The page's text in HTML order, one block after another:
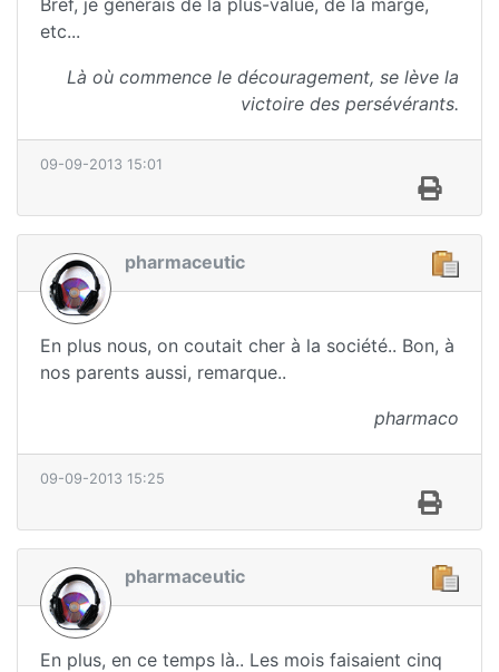
etc...
Là où commence le découragement, se lève la
victoire des persévérants.
09-09-2013 15:01
pharmaceutic
En plus nous, on coutait cher à la société.. Bon, à
nos parents aussi, remarque..
pharmaco
09-09-2013 15:25
pharmaceutic
En plus, en ce temps là.. Les mois faisaient cinq